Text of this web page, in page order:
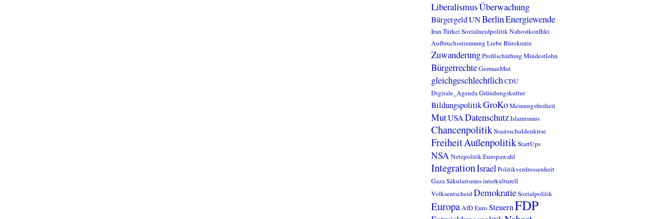
LiberalismusÜberwachung
BürgergeldUNBerlinEnergiewende
IranTürkei SozialneidpolitikNahostkonflikt
AufbruchsstimmungLiebeBürokratie
ZuwanderungProfilschärfungMindestlohn
BürgerrechteGermanMut
gleichgeschlechtlichCDU
Digitale_AgendaGründungskultur
BildungspolitikGroKoMeinungsfreiheit
MutUSADatenschutzIslamismus
ChancenpolitikStaatsschuldenkrise
FreiheitAußenpolitikStartUps
NSA NetzpolitikEuropawahl
IntegrationIsraelPolitikverdrossenheit
GazaSäkularismusinterkulturell
VolksentscheidDemokratieSozialpolitik
EuropaAfD EuroSteuernFDP